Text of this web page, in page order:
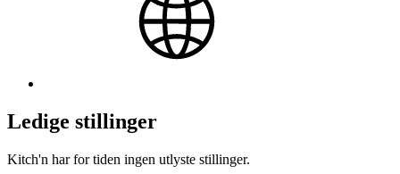
Ledige stillinger
Kitch'n har for tiden ingen utlyste stillinger.